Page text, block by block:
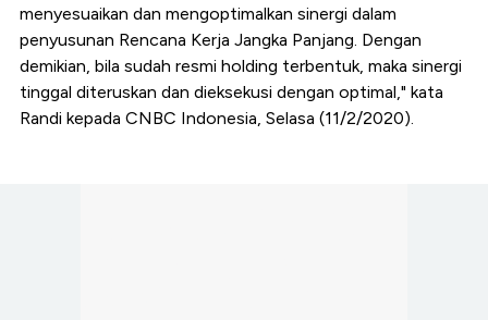
menyesuaikan dan mengoptimalkan sinergi dalam
penyusunan Rencana Kerja Jangka Panjang. Dengan
demikian, bila sudah resmi holding terbentuk, maka sinergi
tinggal diteruskan dan dieksekusi dengan optimal," kata
Randi kepada CNBC Indonesia, Selasa (11/2/2020).